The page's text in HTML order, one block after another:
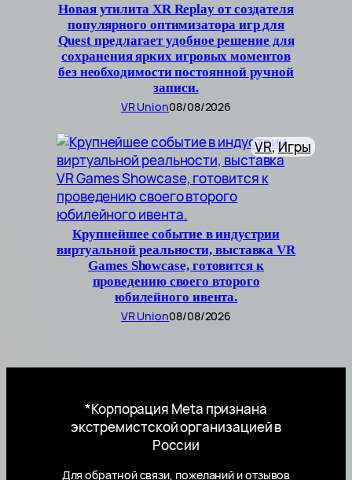
Новая утилита XR Replay от создателя
популярного оптимизатора игр для
Quest предлагает удобное решение для
сохранения ярких игровых моментов
без необходимости постоянной ручной
записи.
VR Union08/08/2026
Крупнейшее событие в индустрии
виртуальной реальности, выставка VR
Games Showcase, готовится к
проведению своего второго
юбилейного ивента.
VR, Игры
VR Union08/08/2026
*Корпорация Meta признана
экстремистской организацией в
России
Для обратной связи, пожеланий и отзывов